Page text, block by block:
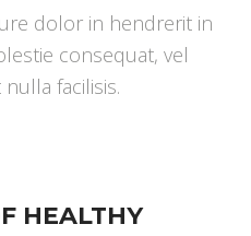
dolor in hendrerit in
consequat, vel
facilisis.
HEALTHY